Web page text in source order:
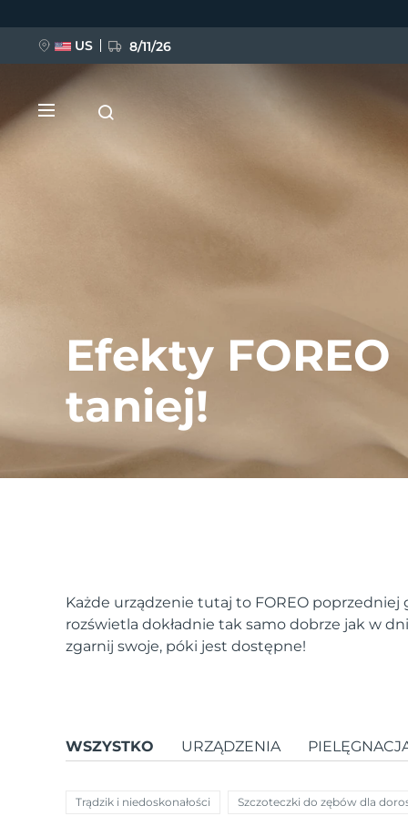
Efekty FOREO
taniej!
Każde urządzenie tutaj to FOREO
rozświetla dokładnie tak samo dobrze jak w
zgarnij swoje, póki jest dostępne!
WSZYSTKO URZĄDZENIA
Trądzik i niedoskonałości Szczoteczki do zębów dla
US 8/11/26
FAQ™ Pure Beauty-Tech Elixir
issa™ Teeth Whitening Set
POPULARNY